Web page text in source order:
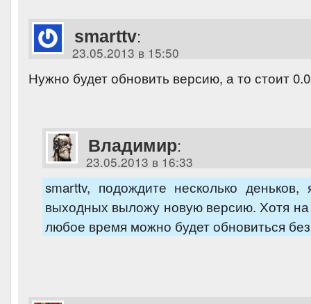
smarttv:
23.05.2013 в 15:50
Нужно будет обновить версию, а то стоит
Владимир:
23.05.2013 в 16:33
smarttv, подождите несколько
выходных выложу новую версию. Хотя
любое время можно будет обновиться